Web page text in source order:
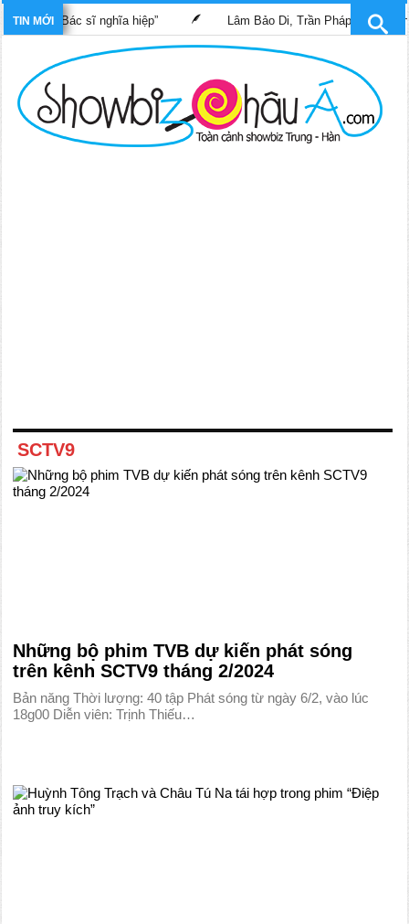
TIN MỚI
“Bác sĩ nghĩa hiệp” Lâm Bảo Di, Trần Pháp Dung tái ngộ
SCTV9
Những bộ phim TVB dự kiến phát sóng
trên kênh SCTV9 tháng 2/2024
Bản năng Thời lượng: 40 tập Phát sóng từ ngày 6/2, vào lúc
18g00 Diễn viên: Trịnh Thiếu…